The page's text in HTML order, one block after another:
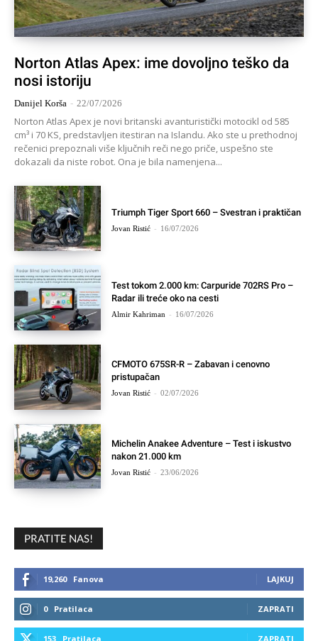
Norton Atlas Apex: ime dovoljno teško da
nosi istoriju
Danijel Korša - 22/07/2026
Norton Atlas Apex je novi britanski avanturistički motocikl od 585
cm³ i 70 KS, predstavljen itestiran na Islandu. Ako ste u prethodnoj
rečenici prepoznali više ključnih reči nego priče, uspešno ste
dokazali da niste robot. Ona je bila namenjena...
Triumph Tiger Sport 660 – Svestran i praktičan
Jovan Ristić - 16/07/2026
Test tokom 2.000 km: Carpuride 702RS Pro –
Radar ili treće oko na cesti
Almir Kahriman - 16/07/2026
CFMOTO 675SR-R – Zabavan i cenovno
pristupačan
Jovan Ristić - 02/07/2026
Michelin Anakee Adventure – Test i iskustvo
nakon 21.000 km
Jovan Ristić - 23/06/2026
PRATITE NAS!
19,260 Fanova LAJKUJ
0 Pratilaca ZAPRATI
153 Pratilaca ZAPRATI